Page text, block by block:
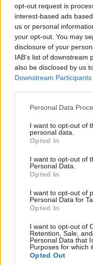
opt-out request is
interest-based ads
us or personal
your opt-out. You may
disclosure of your
IAB’s list of
also be disclosed by us
Downstream Participants
Personal Data
I want to opt-out of
personal data.
Opted In
I want to opt-out of
Personal Data.
Opted In
I want to opt-out of
Personal Data for
Opted In
I want to opt-out of
Retention, Sale,
Personal Data that
Purposes for which
Opted Out
Partager le
le Web et